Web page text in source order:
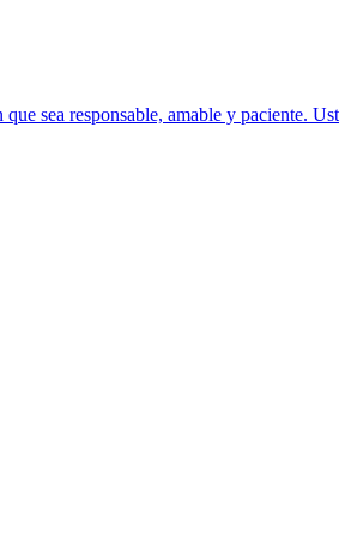
sea responsable, amable y paciente.